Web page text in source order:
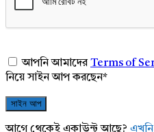
আপনি আমাদেরTerms of
নিয়ে সাইন আপ করছেন*
আগে থেকেই একাউন্ট আছে?